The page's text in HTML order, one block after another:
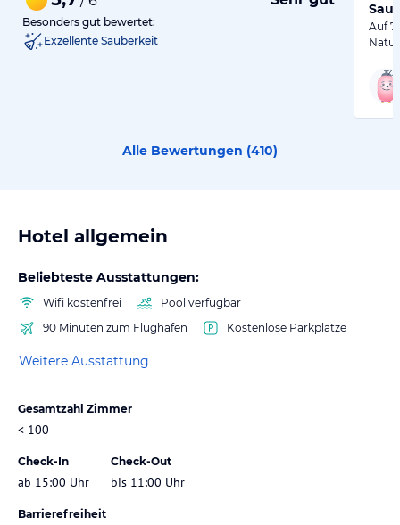
Besonders gut bewertet:
Exzellente Sauberkeit
Auf
Alle Bewertungen (410)
Hotel allgemein
Beliebteste Ausstattungen:
Wifi kostenfrei
Pool verfügbar
90 Minuten zum Flughafen
Kostenlose Parkplätze
Weitere Ausstattung
Gesamtzahl Zimmer
< 100
Check-In
ab 15:00 Uhr
Check-Out
bis 11:00 Uhr
Barrierefreiheit